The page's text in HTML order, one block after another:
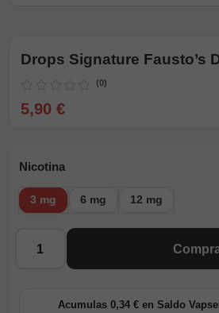
Drops Signature Fausto’s
(0)
5,90 €
Nicotina
3 mg 6 mg 12 mg
Acumulas 0,34 € en Saldo